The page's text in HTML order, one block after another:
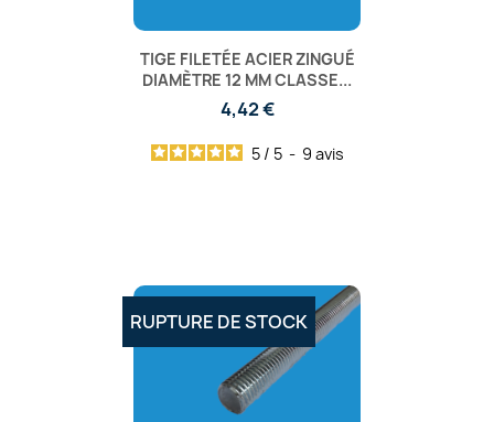
TIGE FILETÉE ACIER ZINGUÉ
DIAMÈTRE 12 MM CLASSE...
4,42 €
5 / 5 - 9 avis
RUPTURE DE STOCK